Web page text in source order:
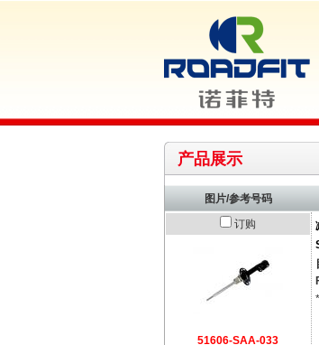
产品展示
图片/参考号码
订购
51606-SAA-033